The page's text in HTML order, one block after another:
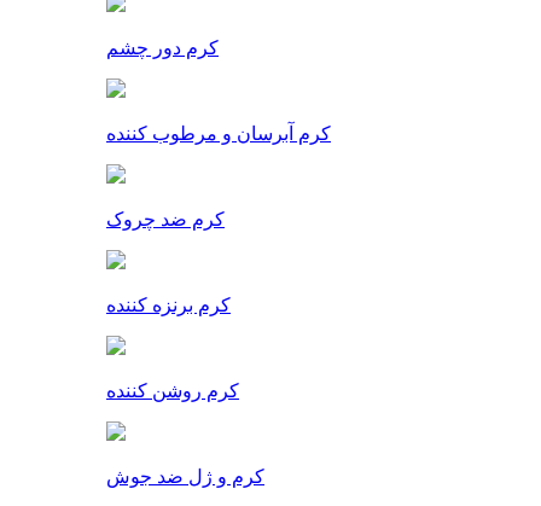
کرم دور چشم
کرم آبرسان و مرطوب کننده
کرم ضد چروک
کرم برنزه کننده
کرم روشن کننده
کرم و ژل ضد جوش